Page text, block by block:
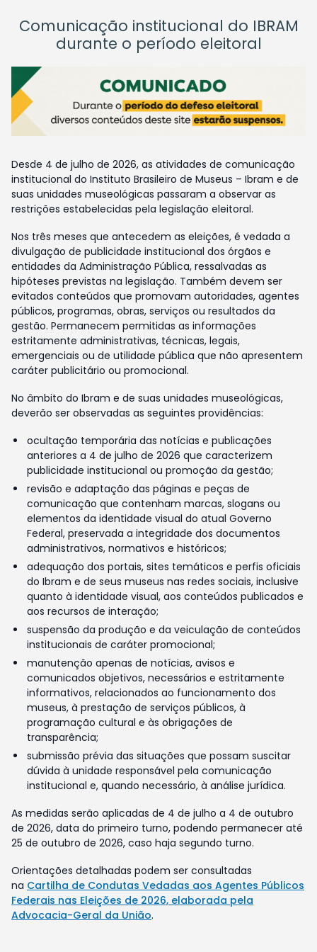
Comunicação institucional do IBRAM
durante o período eleitoral
Desde 4 de julho de 2026, as atividades de comunicação
institucional do Instituto Brasileiro de Museus – Ibram e de
suas unidades museológicas passaram a observar as
restrições estabelecidas pela legislação eleitoral.
Nos três meses que antecedem as eleições, é vedada a
divulgação de publicidade institucional dos órgãos e
entidades da Administração Pública, ressalvadas as
hipóteses previstas na legislação. Também devem ser
evitados conteúdos que promovam autoridades, agentes
públicos, programas, obras, serviços ou resultados da
gestão. Permanecem permitidas as informações
estritamente administrativas, técnicas, legais,
emergenciais ou de utilidade pública que não apresentem
caráter publicitário ou promocional.
No âmbito do Ibram e de suas unidades museológicas,
deverão ser observadas as seguintes providências:
ocultação temporária das notícias e publicações
anteriores a 4 de julho de 2026 que caracterizem
publicidade institucional ou promoção da gestão;
revisão e adaptação das páginas e peças de
comunicação que contenham marcas, slogans ou
elementos da identidade visual do atual Governo
Federal, preservada a integridade dos documentos
administrativos, normativos e históricos;
adequação dos portais, sites temáticos e perfis oficiais
do Ibram e de seus museus nas redes sociais, inclusive
quanto à identidade visual, aos conteúdos publicados e
aos recursos de interação;
suspensão da produção e da veiculação de conteúdos
institucionais de caráter promocional;
manutenção apenas de notícias, avisos e
comunicados objetivos, necessários e estritamente
informativos, relacionados ao funcionamento dos
museus, à prestação de serviços públicos, à
programação cultural e às obrigações de
transparência;
submissão prévia das situações que possam suscitar
dúvida à unidade responsável pela comunicação
institucional e, quando necessário, à análise jurídica.
As medidas serão aplicadas de 4 de julho a 4 de outubro
de 2026, data do primeiro turno, podendo permanecer até
25 de outubro de 2026, caso haja segundo turno.
Orientações detalhadas podem ser consultadas
na Cartilha de Condutas Vedadas aos Agentes Públicos
Federais nas Eleições de 2026, elaborada pela
Advocacia-Geral da União.